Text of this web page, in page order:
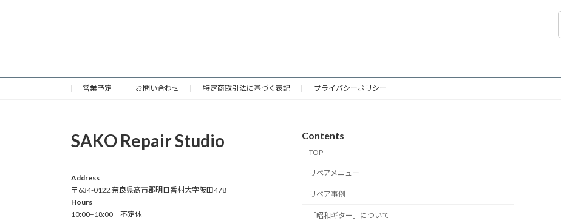
営業予定 お問い合わせ 特定商取引法に基づく表記 プライバシーポリシー
SAKO Repair Studio
Address
〒634-0122 奈良県高市郡明日香村大字阪田478
Hours
10:00–18:00 不定休
Contents
TOP
リペアメニュー
リペア事例
「昭和ギター」について